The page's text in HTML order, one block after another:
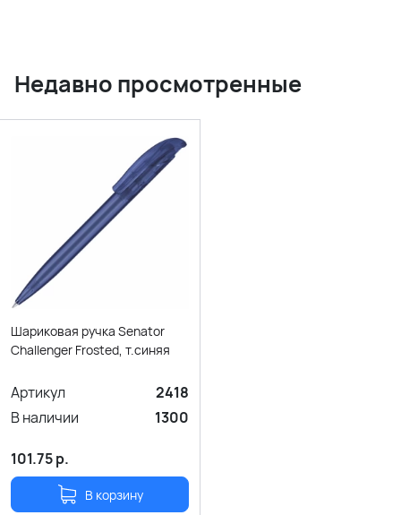
Недавно просмотренные
Шариковая ручка Senator
Challenger Frosted, т.синяя
Артикул
2418
В наличии
1300
101.75р.
В корзину